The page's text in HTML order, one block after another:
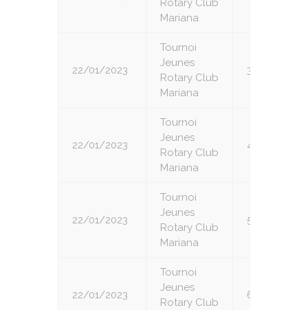
Rotary Club
Mariana
22/01/2023
Tournoi
Jeunes
Rotary Club
Mariana
3
22/01/2023
Tournoi
Jeunes
Rotary Club
Mariana
4
22/01/2023
Tournoi
Jeunes
Rotary Club
Mariana
5
22/01/2023
Tournoi
Jeunes
Rotary Club
6